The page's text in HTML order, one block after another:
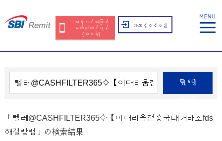
အဖွဲ့ဝင်အဖြစ်
မှတ်ပုံတင်ရန်
(အခမဲ့)
အကောင့်ဝင်မည်
ရှာဖွေ
「텔레@CASHFILTER365⟡【이더리움전송국내거래소fds
해결방법」の検索結果